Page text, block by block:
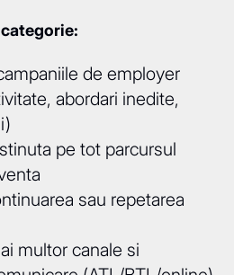
de employer
abordari inedite,
pe tot parcursul
sau repetarea
multor canale si